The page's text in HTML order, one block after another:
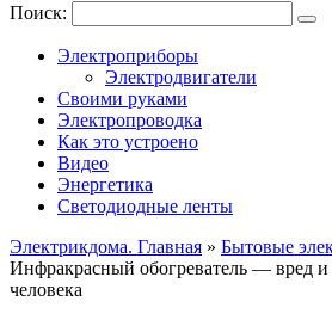
Поиск:
Электроприборы
Электродвигатели
Своими руками
Электропроводка
Как это устроено
Видео
Энергетика
Светодиодные ленты
Электрикдома. Главная » Бытовые
Инфракрасный обогреватель — вред и
человека